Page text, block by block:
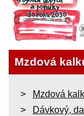
Mzdová
Mzdová
Dávkový,